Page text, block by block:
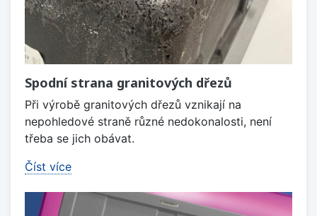
Spodní strana granitových dřezů
Při výrobě granitových dřezů vznikají na
nepohledové straně různé nedokonalosti, není
třeba se jich obávat.
Číst více